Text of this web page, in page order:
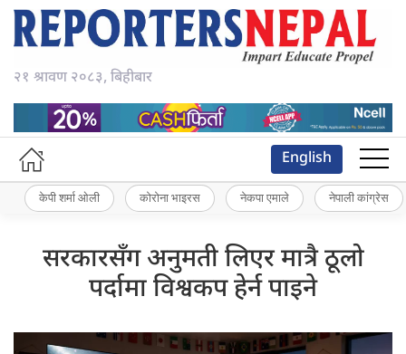
२१ श्रावण २०८३, बिहीबार
English
केपी शर्मा ओली कोरोना भाइरस नेकपा एमाले नेपाली कांग्रेस
सरकारसँग अनुमती लिएर मात्रै ठूलो
पर्दामा विश्वकप हेर्न पाइने